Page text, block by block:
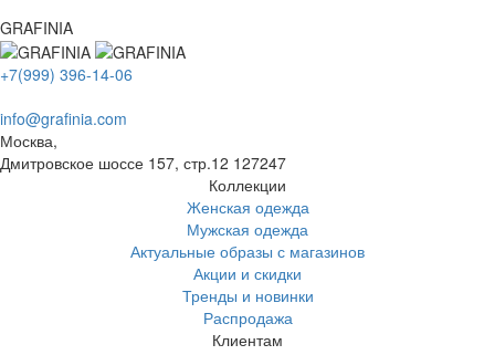
GRAFINIA
+7(999) 396-14-06
info@grafinia.com
Москва,
Дмитровское шоссе 157, стр.12 127247
Коллекции
Женская одежда
Мужская одежда
Актуальные образы с магазинов
Акции и скидки
Тренды и новинки
Распродажа
Клиентам